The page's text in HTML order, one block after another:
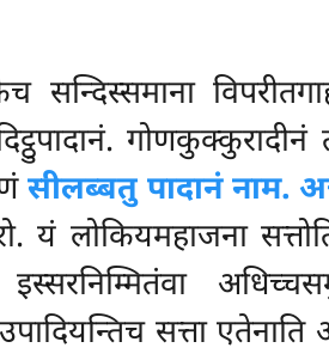
सन्दिस्समाना
सीलब्बतु पादानं नाम.
यं लोकियमहाजना
सत्ता एतेनाति